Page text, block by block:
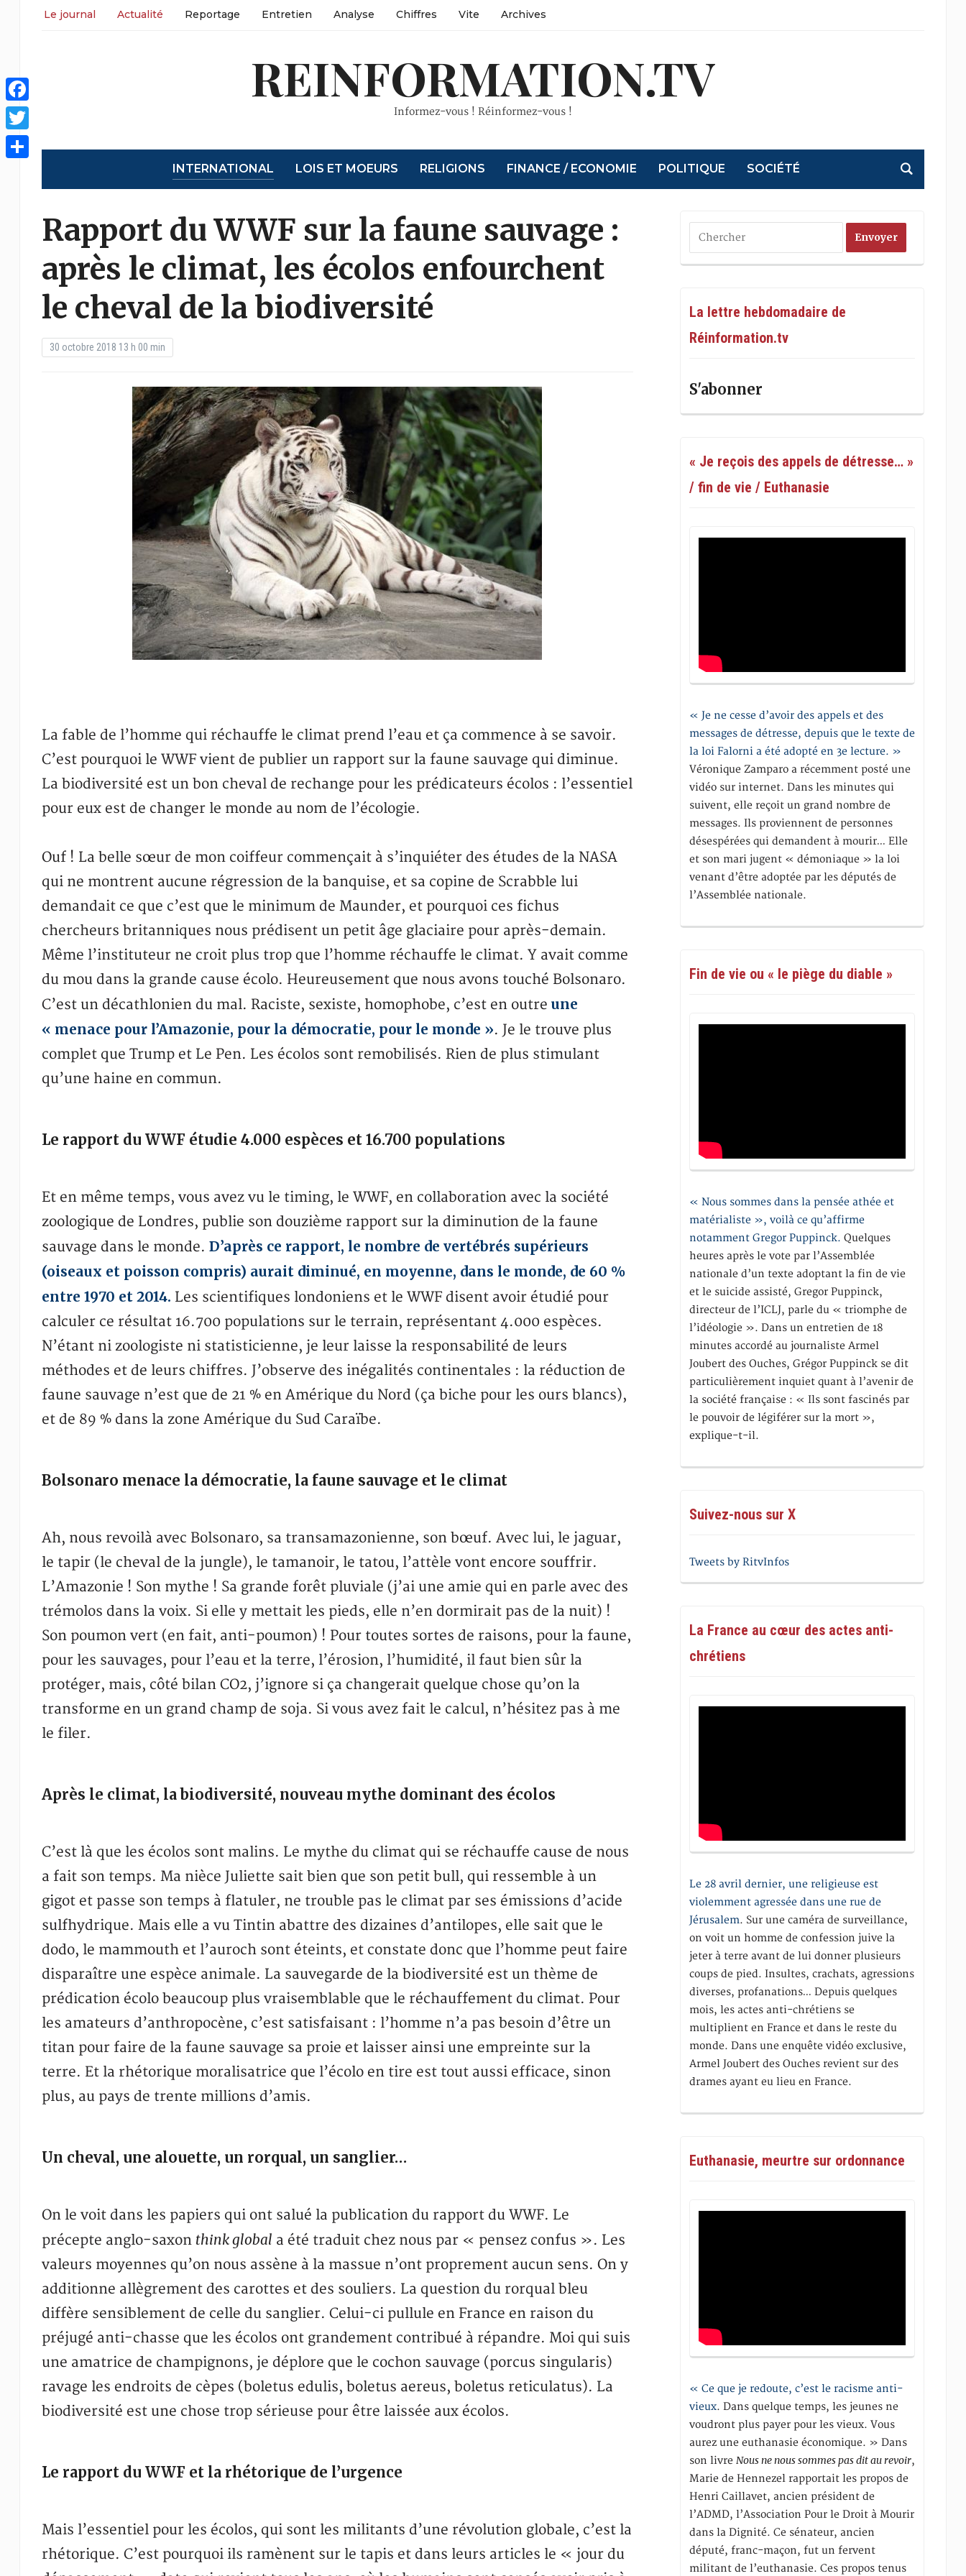
Le journal Actualité Reportage Entretien Analyse Chiffres Vite Archives
REINFORMATION.TV
Informez-vous ! Réinformez-vous !
INTERNATIONAL LOIS ET MOEURS RELIGIONS FINANCE / ECONOMIE POLITIQUE SOCIÉTÉ
Rapport du WWF sur la faune sauvage :
après le climat, les écolos enfourchent
le cheval de la biodiversité
30 octobre 2018 13 h 00 min
La fable de l’homme qui réchauffe le climat prend l’eau et ça commence à se savoir.
C’est pourquoi le WWF vient de publier un rapport sur la faune sauvage qui diminue.
La biodiversité est un bon cheval de rechange pour les prédicateurs écolos : l’essentiel
pour eux est de changer le monde au nom de l’écologie.
Ouf ! La belle sœur de mon coiffeur commençait à s’inquiéter des études de la NASA
qui ne montrent aucune régression de la banquise, et sa copine de Scrabble lui
demandait ce que c’est que le minimum de Maunder, et pourquoi ces fichus
chercheurs britanniques nous prédisent un petit âge glaciaire pour après-demain.
Même l’instituteur ne croit plus trop que l’homme réchauffe le climat. Y avait comme
du mou dans la grande cause écolo. Heureusement que nous avons touché Bolsonaro.
C’est un décathlonien du mal. Raciste, sexiste, homophobe, c’est en outre une
« menace pour l’Amazonie, pour la démocratie, pour le monde ». Je le trouve plus
complet que Trump et Le Pen. Les écolos sont remobilisés. Rien de plus stimulant
qu’une haine en commun.
Le rapport du WWF étudie 4.000 espèces et 16.700 populations
Et en même temps, vous avez vu le timing, le WWF, en collaboration avec la société
zoologique de Londres, publie son douzième rapport sur la diminution de la faune
sauvage dans le monde. D’après ce rapport, le nombre de vertébrés supérieurs
(oiseaux et poisson compris) aurait diminué, en moyenne, dans le monde, de 60 %
entre 1970 et 2014. Les scientifiques londoniens et le WWF disent avoir étudié pour
calculer ce résultat 16.700 populations sur le terrain, représentant 4.000 espèces.
N’étant ni zoologiste ni statisticienne, je leur laisse la responsabilité de leurs
méthodes et de leurs chiffres. J’observe des inégalités continentales : la réduction de
faune sauvage n’est que de 21 % en Amérique du Nord (ça biche pour les ours blancs),
et de 89 % dans la zone Amérique du Sud Caraïbe.
Bolsonaro menace la démocratie, la faune sauvage et le climat
Ah, nous revoilà avec Bolsonaro, sa transamazonienne, son bœuf. Avec lui, le jaguar,
le tapir (le cheval de la jungle), le tamanoir, le tatou, l’attèle vont encore souffrir.
L’Amazonie ! Son mythe ! Sa grande forêt pluviale (j’ai une amie qui en parle avec des
trémolos dans la voix. Si elle y mettait les pieds, elle n’en dormirait pas de la nuit) !
Son poumon vert (en fait, anti-poumon) ! Pour toutes sortes de raisons, pour la faune,
pour les sauvages, pour l’eau et la terre, l’érosion, l’humidité, il faut bien sûr la
protéger, mais, côté bilan CO2, j’ignore si ça changerait quelque chose qu’on la
transforme en un grand champ de soja. Si vous avez fait le calcul, n’hésitez pas à me
le filer.
Après le climat, la biodiversité, nouveau mythe dominant des écolos
C’est là que les écolos sont malins. Le mythe du climat qui se réchauffe cause de nous
a fait son temps. Ma nièce Juliette sait bien que son petit bull, qui ressemble à un
gigot et passe son temps à flatuler, ne trouble pas le climat par ses émissions d’acide
sulfhydrique. Mais elle a vu Tintin abattre des dizaines d’antilopes, elle sait que le
dodo, le mammouth et l’auroch sont éteints, et constate donc que l’homme peut faire
disparaître une espèce animale. La sauvegarde de la biodiversité est un thème de
prédication écolo beaucoup plus vraisemblable que le réchauffement du climat. Pour
les amateurs d’anthropocène, c’est satisfaisant : l’homme n’a pas besoin d’être un
titan pour faire de la faune sauvage sa proie et laisser ainsi une empreinte sur la
terre. Et la rhétorique moralisatrice que l’écolo en tire est tout aussi efficace, sinon
plus, au pays de trente millions d’amis.
Un cheval, une alouette, un rorqual, un sanglier…
On le voit dans les papiers qui ont salué la publication du rapport du WWF. Le
précepte anglo-saxon think global a été traduit chez nous par « pensez confus ». Les
valeurs moyennes qu’on nous assène à la massue n’ont proprement aucun sens. On y
additionne allègrement des carottes et des souliers. La question du rorqual bleu
diffère sensiblement de celle du sanglier. Celui-ci pullule en France en raison du
préjugé anti-chasse que les écolos ont grandement contribué à répandre. Moi qui suis
une amatrice de champignons, je déplore que le cochon sauvage (porcus singularis)
ravage les endroits de cèpes (boletus edulis, boletus aereus, boletus reticulatus). La
biodiversité est une chose trop sérieuse pour être laissée aux écolos.
Le rapport du WWF et la rhétorique de l’urgence
Mais l’essentiel pour les écolos, qui sont les militants d’une révolution globale, c’est la
rhétorique. C’est pourquoi ils ramènent sur le tapis et dans leurs articles le « jour du
La lettre hebdomadaire de
Réinformation.tv
S'abonner
« Je reçois des appels de détresse… »
/ fin de vie / Euthanasie
« Je ne cesse d’avoir des appels et des
messages de détresse, depuis que le texte de
la loi Falorni a été adopté en 3e lecture. »
Véronique Zamparo a récemment posté une
vidéo sur internet. Dans les minutes qui
suivent, elle reçoit un grand nombre de
messages. Ils proviennent de personnes
désespérées qui demandent à mourir… Elle
et son mari jugent « démoniaque » la loi
venant d’être adoptée par les députés de
l’Assemblée nationale.
Fin de vie ou « le piège du diable »
« Nous sommes dans la pensée athée et
matérialiste », voilà ce qu’affirme
notamment Gregor Puppinck. Quelques
heures après le vote par l’Assemblée
nationale d’un texte adoptant la fin de vie
et le suicide assisté, Gregor Puppinck,
directeur de l’ICLJ, parle du « triomphe de
l’idéologie ». Dans un entretien de 18
minutes accordé au journaliste Armel
Joubert des Ouches, Grégor Puppinck se dit
particulièrement inquiet quant à l’avenir de
la société française : « Ils sont fascinés par
le pouvoir de légiférer sur la mort »,
explique-t-il.
Suivez-nous sur X
Tweets by RitvInfos
La France au cœur des actes anti-
chrétiens
Le 28 avril dernier, une religieuse est
violemment agressée dans une rue de
Jérusalem. Sur une caméra de surveillance,
on voit un homme de confession juive la
jeter à terre avant de lui donner plusieurs
coups de pied. Insultes, crachats, agressions
diverses, profanations… Depuis quelques
mois, les actes anti-chrétiens se
multiplient en France et dans le reste du
monde. Dans une enquête vidéo exclusive,
Armel Joubert des Ouches revient sur des
drames ayant eu lieu en France.
Euthanasie, meurtre sur ordonnance
« Ce que je redoute, c’est le racisme anti-
vieux. Dans quelque temps, les jeunes ne
voudront plus payer pour les vieux. Vous
aurez une euthanasie économique. » Dans
son livreNous ne nous sommes pas dit au revoir,
Marie de Hennezel rapportait les propos de
Henri Caillavet, ancien président de
l’ADMD, l’Association Pour le Droit à Mourir
dans la Dignité. Ce sénateur, ancien
député, franc-maçon, fut un fervent
militant de l’euthanasie. Ces propos tenus
Facebook
Twitter